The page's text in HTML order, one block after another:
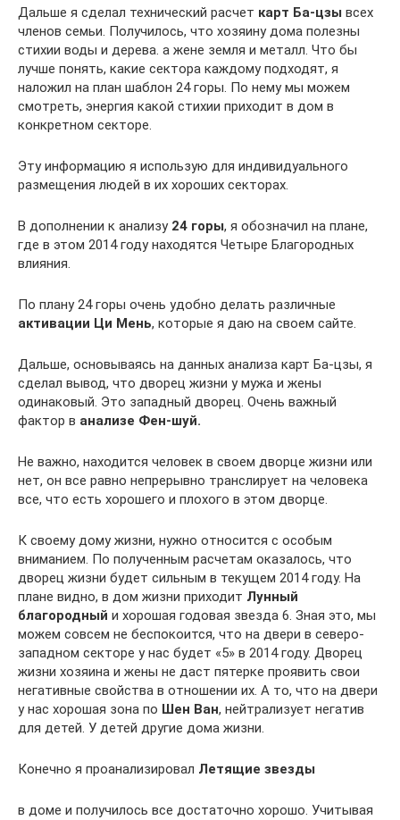
Дальше я сделал технический расчет карт Ба-цзы всех
членов семьи. Получилось, что хозяину дома полезны
стихии воды и дерева. а жене земля и металл. Что бы
лучше понять, какие сектора каждому подходят, я
наложил на план шаблон 24 горы. По нему мы можем
смотреть, энергия какой стихии приходит в дом в
конкретном секторе.
Эту информацию я использую для индивидуального
размещения людей в их хороших секторах.
В дополнении к анализу 24 горы, я обозначил на плане,
где в этом 2014 году находятся Четыре Благородных
влияния.
По плану 24 горы очень удобно делать различные
активации Ци Мень, которые я даю на своем сайте.
Дальше, основываясь на данных анализа карт Ба-цзы, я
сделал вывод, что дворец жизни у мужа и жены
одинаковый. Это западный дворец. Очень важный
фактор в анализе Фен-шуй.
Не важно, находится человек в своем дворце жизни или
нет, он все равно непрерывно транслирует на человека
все, что есть хорошего и плохого в этом дворце.
К своему дому жизни, нужно относится с особым
вниманием. По полученным расчетам оказалось, что
дворец жизни будет сильным в текущем 2014 году. На
плане видно, в дом жизни приходит Лунный
благородный и хорошая годовая звезда 6. Зная это, мы
можем совсем не беспокоится, что на двери в северо-
западном секторе у нас будет «5» в 2014 году. Дворец
жизни хозяина и жены не даст пятерке проявить свои
негативные свойства в отношении их. А то, что на двери
у нас хорошая зона по Шен Ван, нейтрализует негатив
для детей. У детей другие дома жизни.
Конечно я проанализировал Летящие звезды
в доме и получилось все достаточно хорошо. Учитывая